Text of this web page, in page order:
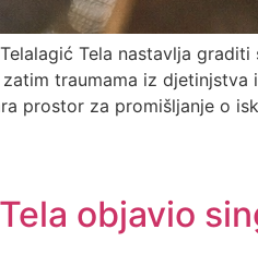
Tela nastavlja
traumama iz
prostor za promišljanje o
objavio